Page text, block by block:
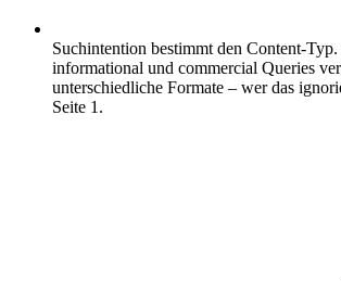
Suchintention bestimmt den Content-Typ.
informational und commercial Queries
unterschiedliche Formate – wer das
Seite 1.